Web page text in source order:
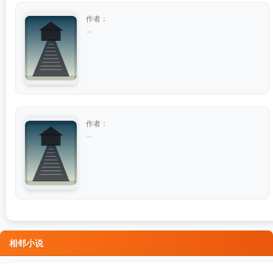
作者：
作者：
相邻小说